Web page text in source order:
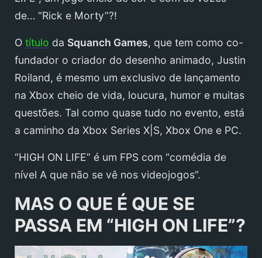
de… “Rick e Morty”?!
O título da Squanch Games, que tem como co-
fundador o criador do desenho animado, Justin
Roiland, é mesmo um exclusivo de lançamento
na Xbox cheio de vida, loucura, humor e muitas
questões. Tal como quase tudo no evento, está
a caminho da Xbox Series X|S, Xbox One e PC.
“HIGH ON LIFE” é um FPS com “comédia de
nível A que não se vê nos videojogos”.
MAS O QUE É QUE SE
PASSA EM “HIGH ON LIFE”?